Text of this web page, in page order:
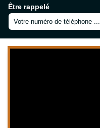
Être rappelé